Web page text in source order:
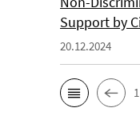
Support by
20.12.2024